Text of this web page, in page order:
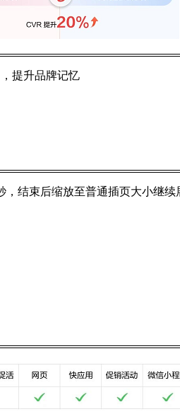
提升品牌记忆
，结束后缩放至普通插页大小继续